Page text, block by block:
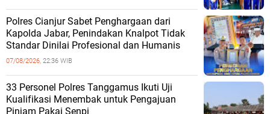
Polres Cianjur Sabet Penghargaan dari
Kapolda Jabar, Penindakan Knalpot Tidak
Standar Dinilai Profesional dan Humanis
07/08/2026, 22:36 WIB
33 Personel Polres Tanggamus Ikuti Uji
Kualifikasi Menembak untuk Pengajuan
Pinjam Pakai Senpi